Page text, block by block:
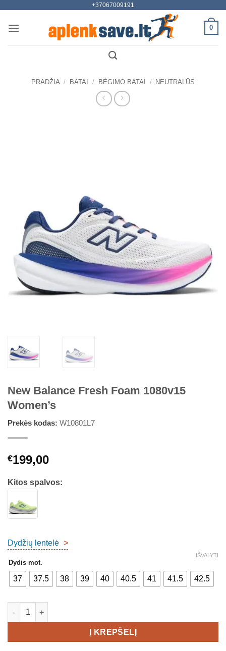
content
+37067009191
0
PRADŽIA / BATAI / BĖGIMO BATAI / NEUTRALŪS
New Balance Fresh Foam 1080v15
Women’s
Prekės kodas: W10801L7
€199,00
Kitos spalvos:
Dydžių lentelė >
Dydis mot.
37 37.5 38 39 40 40.5 41 41.5 42.5
IŠVALYTI
produkto kiekis: New Balance Fresh Foam 1080v15 Women's
Į KREPŠELĮ